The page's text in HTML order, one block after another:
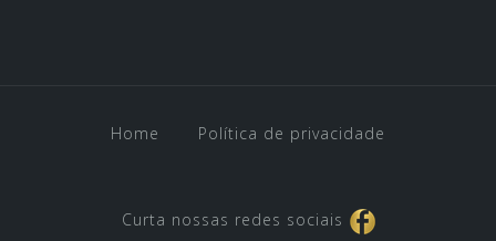
Home Política de privacidade
Curta nossas redes sociais